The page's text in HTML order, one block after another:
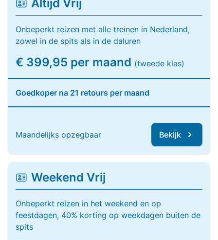
Altijd Vrij
Onbeperkt reizen met alle treinen in Nederland,
zowel in de spits als in de daluren
€ 399,95 per maand (tweede klas)
Goedkoper na 21 retours per maand
Maandelijks opzegbaar Bekijk
Weekend Vrij
Onbeperkt reizen in het weekend en op
feestdagen, 40% korting op weekdagen buiten de
spits